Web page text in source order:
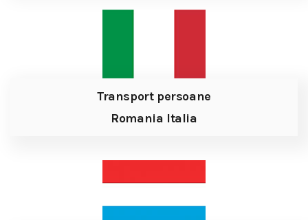
Transport persoane
Romania Italia